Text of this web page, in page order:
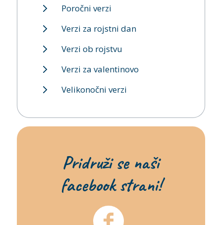
Poročni verzi
Verzi za rojstni dan
Verzi ob rojstvu
Verzi za valentinovo
Velikonočni verzi
Pridruži se naši
facebook strani!